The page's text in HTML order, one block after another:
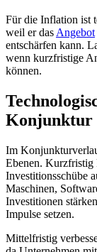
Für die Inflation ist
weil er das Angebot
entschärfen kann.
wenn kurzfristige
können.
Konjunktur
Im
Ebenen. Kurzfristig
Investitionsschübe
Maschinen,
Investitionen
Impulse setzen.
Mittelfristig